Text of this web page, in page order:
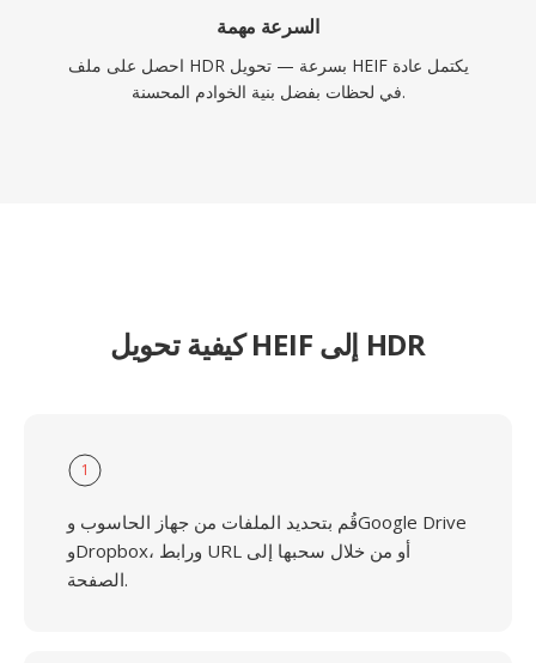
السرعة مهمة
احصل على ملف HDR بسرعة — تحويل HEIF يكتمل عادة
في لحظات بفضل بنية الخوادم المحسنة.
كيفية تحويل HEIF إلى HDR
1
قُم بتحديد الملفات من جهاز الحاسوب وGoogle Drive
وDropbox، ورابط URL أو من خلال سحبها إلى
الصفحة.